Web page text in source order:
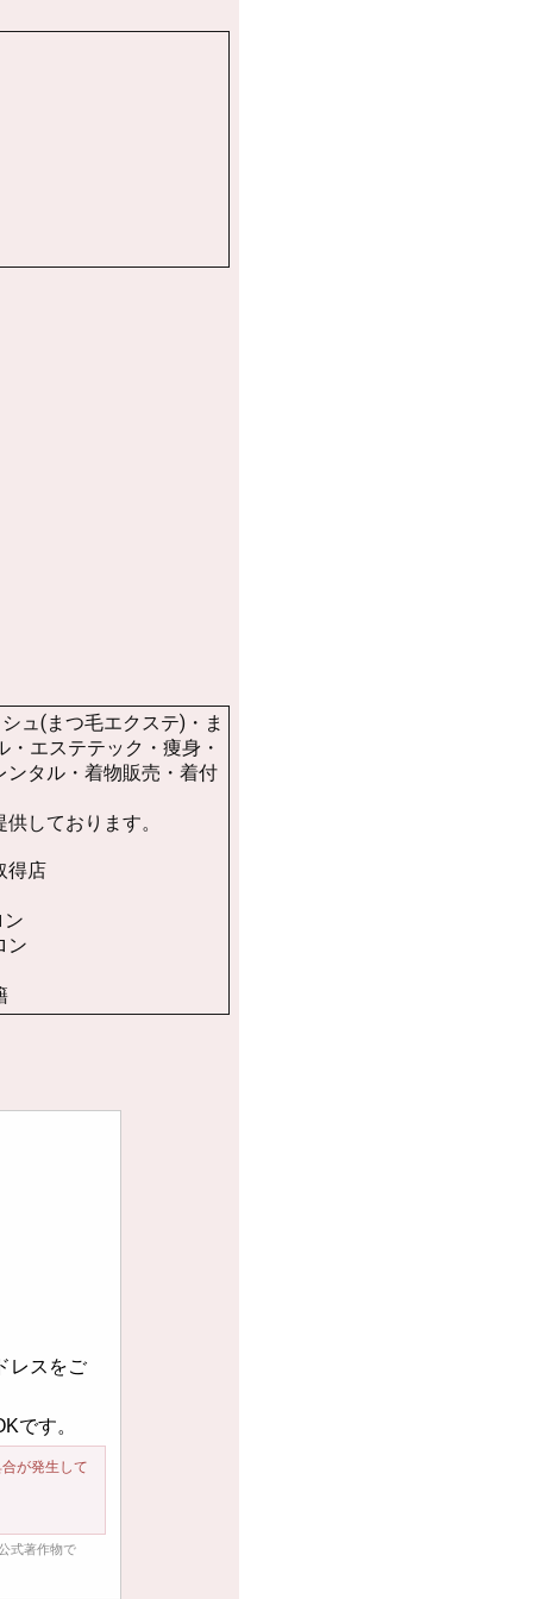
ュ(まつ毛エクステ)・ま
エステテック・痩身・
タル・着物販売・着付
しております。
得店
ン
レスをご
です。
が発生して
式著作物で